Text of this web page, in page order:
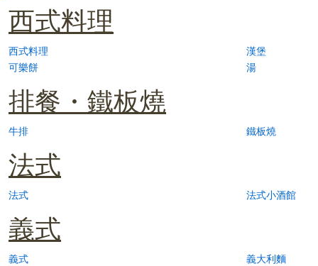
西式料理
西式料理
漢堡
可樂餅
湯
排餐・鐵板燒
牛排 鐵板燒
法式
法式 法式小酒館
義式
義式 義大利麵